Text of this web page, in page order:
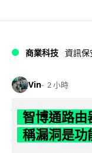
商業科技 資訊保
Vin 2 小時
智博通路由
稱漏洞是功